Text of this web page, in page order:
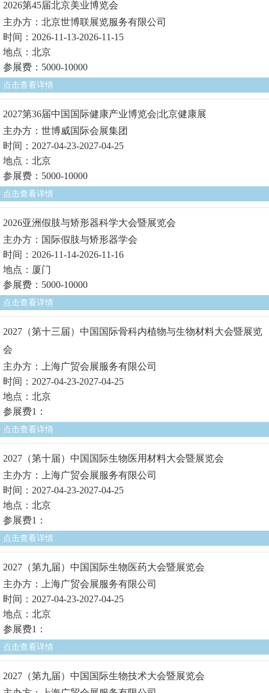
2026第45届北京美业博览会
主办方：北京世博联展览服务有限公司
时间：2026-11-13-2026-11-15
地点：北京
参展费：5000-10000
点击查看详情
2027第36届中国国际健康产业博览会|北京健康展
主办方：世博威国际会展集团
时间：2027-04-23-2027-04-25
地点：北京
参展费：5000-10000
点击查看详情
2026亚洲假肢与矫形器科学大会暨展览会
主办方：国际假肢与矫形器学会
时间：2026-11-14-2026-11-16
地点：厦门
参展费：5000-10000
点击查看详情
2027（第十三届）中国国际骨科内植物与生物材料大会暨展览
会
主办方：上海广贸会展服务有限公司
时间：2027-04-23-2027-04-25
地点：北京
参展费1：
点击查看详情
2027（第十届）中国国际生物医用材料大会暨展览会
主办方：上海广贸会展服务有限公司
时间：2027-04-23-2027-04-25
地点：北京
参展费1：
点击查看详情
2027（第九届）中国国际生物医药大会暨展览会
主办方：上海广贸会展服务有限公司
时间：2027-04-23-2027-04-25
地点：北京
参展费1：
点击查看详情
2027（第九届）中国国际生物技术大会暨展览会